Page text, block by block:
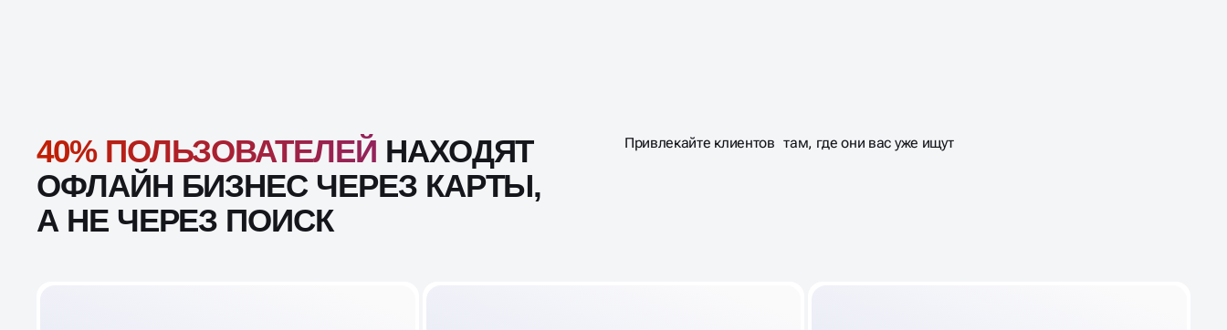
40% ПОЛЬЗОВАТЕЛЕЙ НАХОДЯТ
ОФЛАЙН БИЗНЕС ЧЕРЕЗ КАРТЫ,
А НЕ ЧЕРЕЗ ПОИСК
Привлекайте клиентов там, где они вас уже ищут